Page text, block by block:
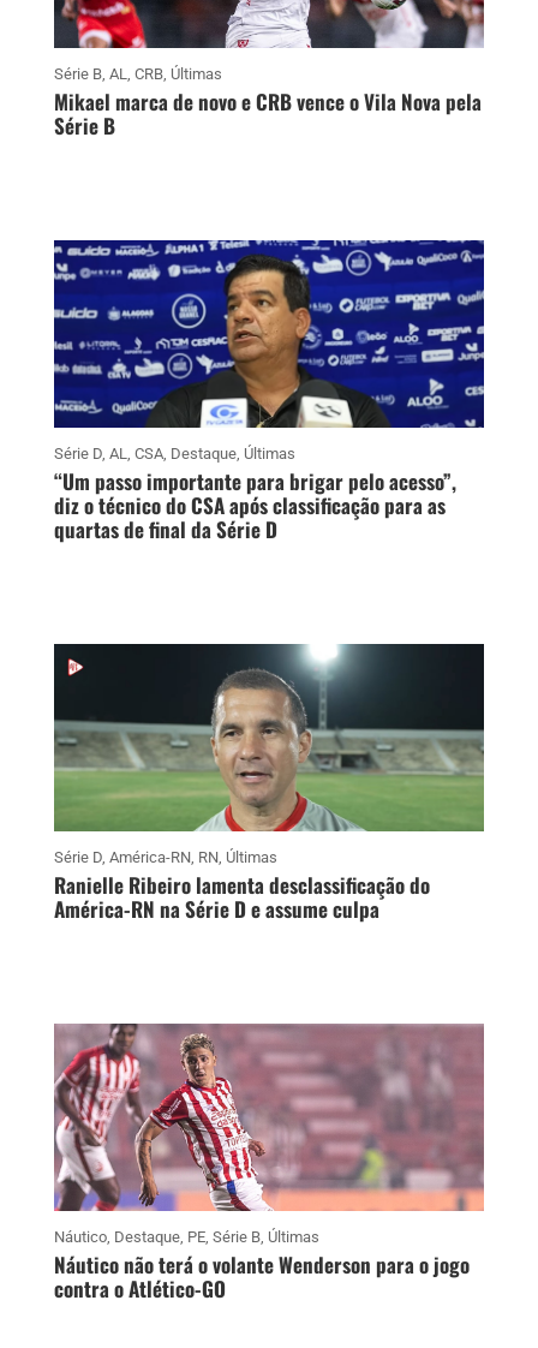
Série B, AL, CRB, Últimas
Mikael marca de novo e CRB vence o Vila Nova pela
Série B
Série D, AL, CSA, Destaque, Últimas
“Um passo importante para brigar pelo acesso”,
diz o técnico do CSA após classificação para as
quartas de final da Série D
Série D, América-RN, RN, Últimas
Ranielle Ribeiro lamenta desclassificação do
América-RN na Série D e assume culpa
Náutico, Destaque, PE, Série B, Últimas
Náutico não terá o volante Wenderson para o jogo
contra o Atlético-GO